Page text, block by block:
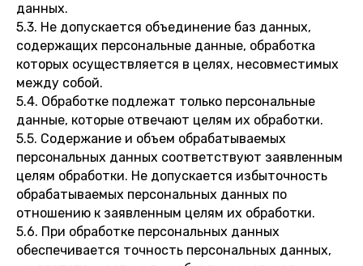
данных.
5.3. Не допускается объединение баз данных,
содержащих персональные данные, обработка
которых осуществляется в целях, несовместимых
между собой.
5.4. Обработке подлежат только персональные
данные, которые отвечают целям их обработки.
5.5. Содержание и объем обрабатываемых
персональных данных соответствуют заявленным
целям обработки. Не допускается избыточность
обрабатываемых персональных данных по
отношению к заявленным целям их обработки.
5.6. При обработке персональных данных
обеспечивается точность персональных данных,